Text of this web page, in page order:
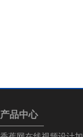
产品中心